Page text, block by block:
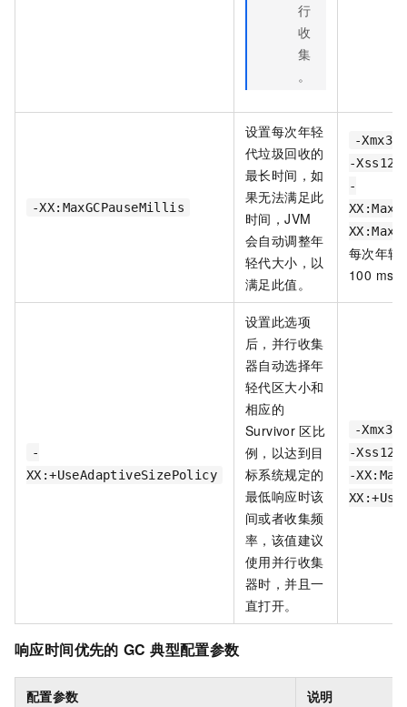
行
收
集
。
-XX:MaxGCPauseMillis
设置每次年轻
代垃圾回收的
最长时间，如
果无法满足此
时间，JVM
会自动调整年
轻代大小，以
满足此值。
-
-
-
每次年轻
100 ms。
-
XX:+UseAdaptiveSizePolicy
设置此选项
后，并行收集
器自动选择年
轻代区大小和
相应的
Survivor 区比
例，以达到目
标系统规定的
最低响应时该
间或者收集频
率，该值建议
使用并行收集
器时，并且一
直打开。
-
-
-
响应时间优先的 GC 典型配置参数
配置参数 说明